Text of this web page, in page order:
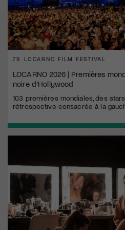
79. LOCARNO FILM FESTIVAL
LOCARNO 2026 | Premières
noire d’Hollywood
103 premières mondiales, des
rétrospective consacrée à la